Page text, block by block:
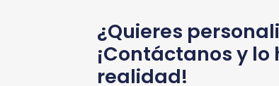
¿Quieres
¡Contáctanos y lo
realidad!